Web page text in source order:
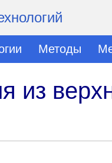
Методы
из